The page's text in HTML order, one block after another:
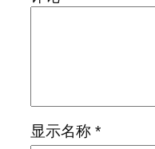
显示名称 *